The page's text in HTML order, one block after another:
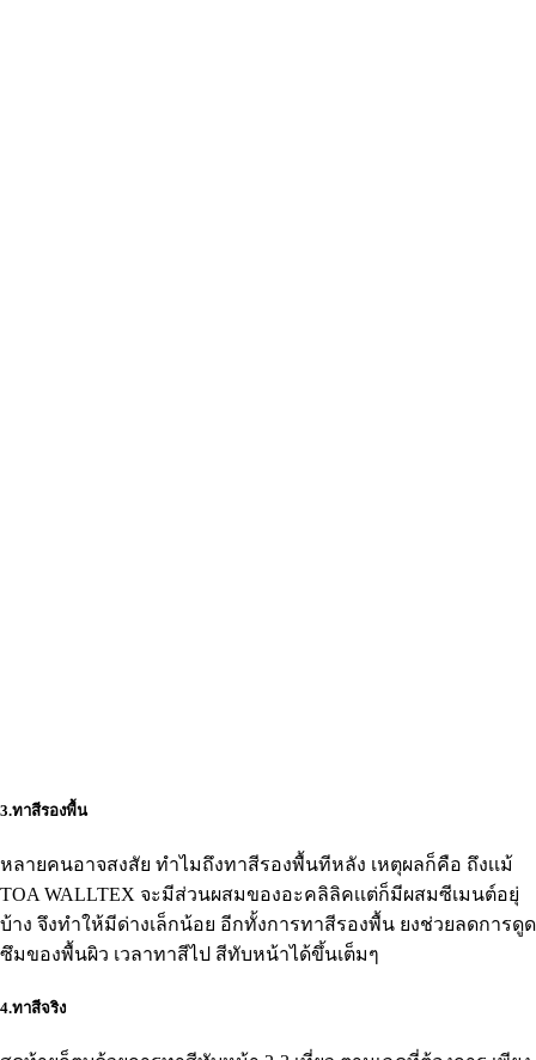
3.ทาสีรองพื้น
หลายคนอาจสงสัย ทำไมถึงทาสีรองพื้นทีหลัง เหตุผลก็คือ ถึงเเม้
TOA WALLTEX จะมีส่วนผสมของอะคลิลิคเเต่ก็มีผสมซีเมนต์อยุ่
บ้าง จึงทำให้มีด่างเล็กน้อย อีกทั้งการทาสีรองพื้น ยงช่วยลดการดูด
ซึมของพื้นผิว เวลาทาสีไป สีทับหน้าได้ขึ้นเต็มๆ
4.ทาสีจริง